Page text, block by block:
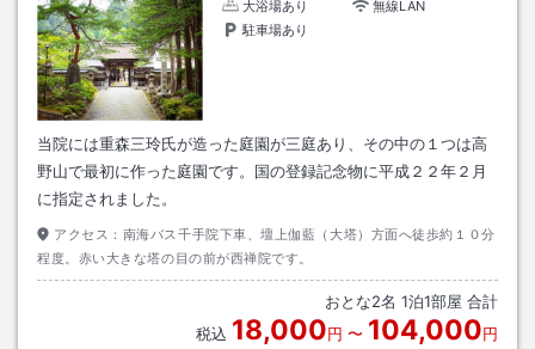
大浴場あり
無線LAN
駐車場あり
当院には重森三玲氏が造った庭園が三庭あり、その中の１つは高
野山で最初に作った庭園です。国の登録記念物に平成２２年２月
に指定されました。
アクセス： 南海バス千手院下車、壇上伽藍（大塔）方面へ徒歩約１０分
程度。赤い大きな塔の目の前が西禅院です。
おとな2名 1泊1部屋 合計
税込 18,000円 〜 104,000円